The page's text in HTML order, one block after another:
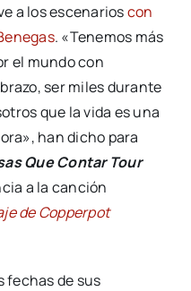
a los escenarioscon
. «Tenemos más
el mundo con
ser miles durante
que la vida es una
han dicho para
Que Contar Tour
a la canción
de Copperpot
fechas de sus